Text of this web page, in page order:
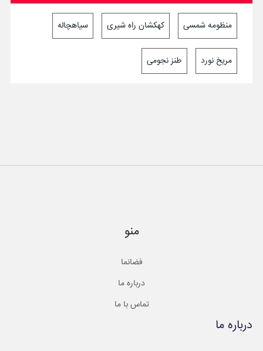
منظومه شمسی کهکشان راه شیری سیاهچاله
مریخ نورد طنز نجومی
منو
فضانما
درباره ما
تماس با ما
درباره ما